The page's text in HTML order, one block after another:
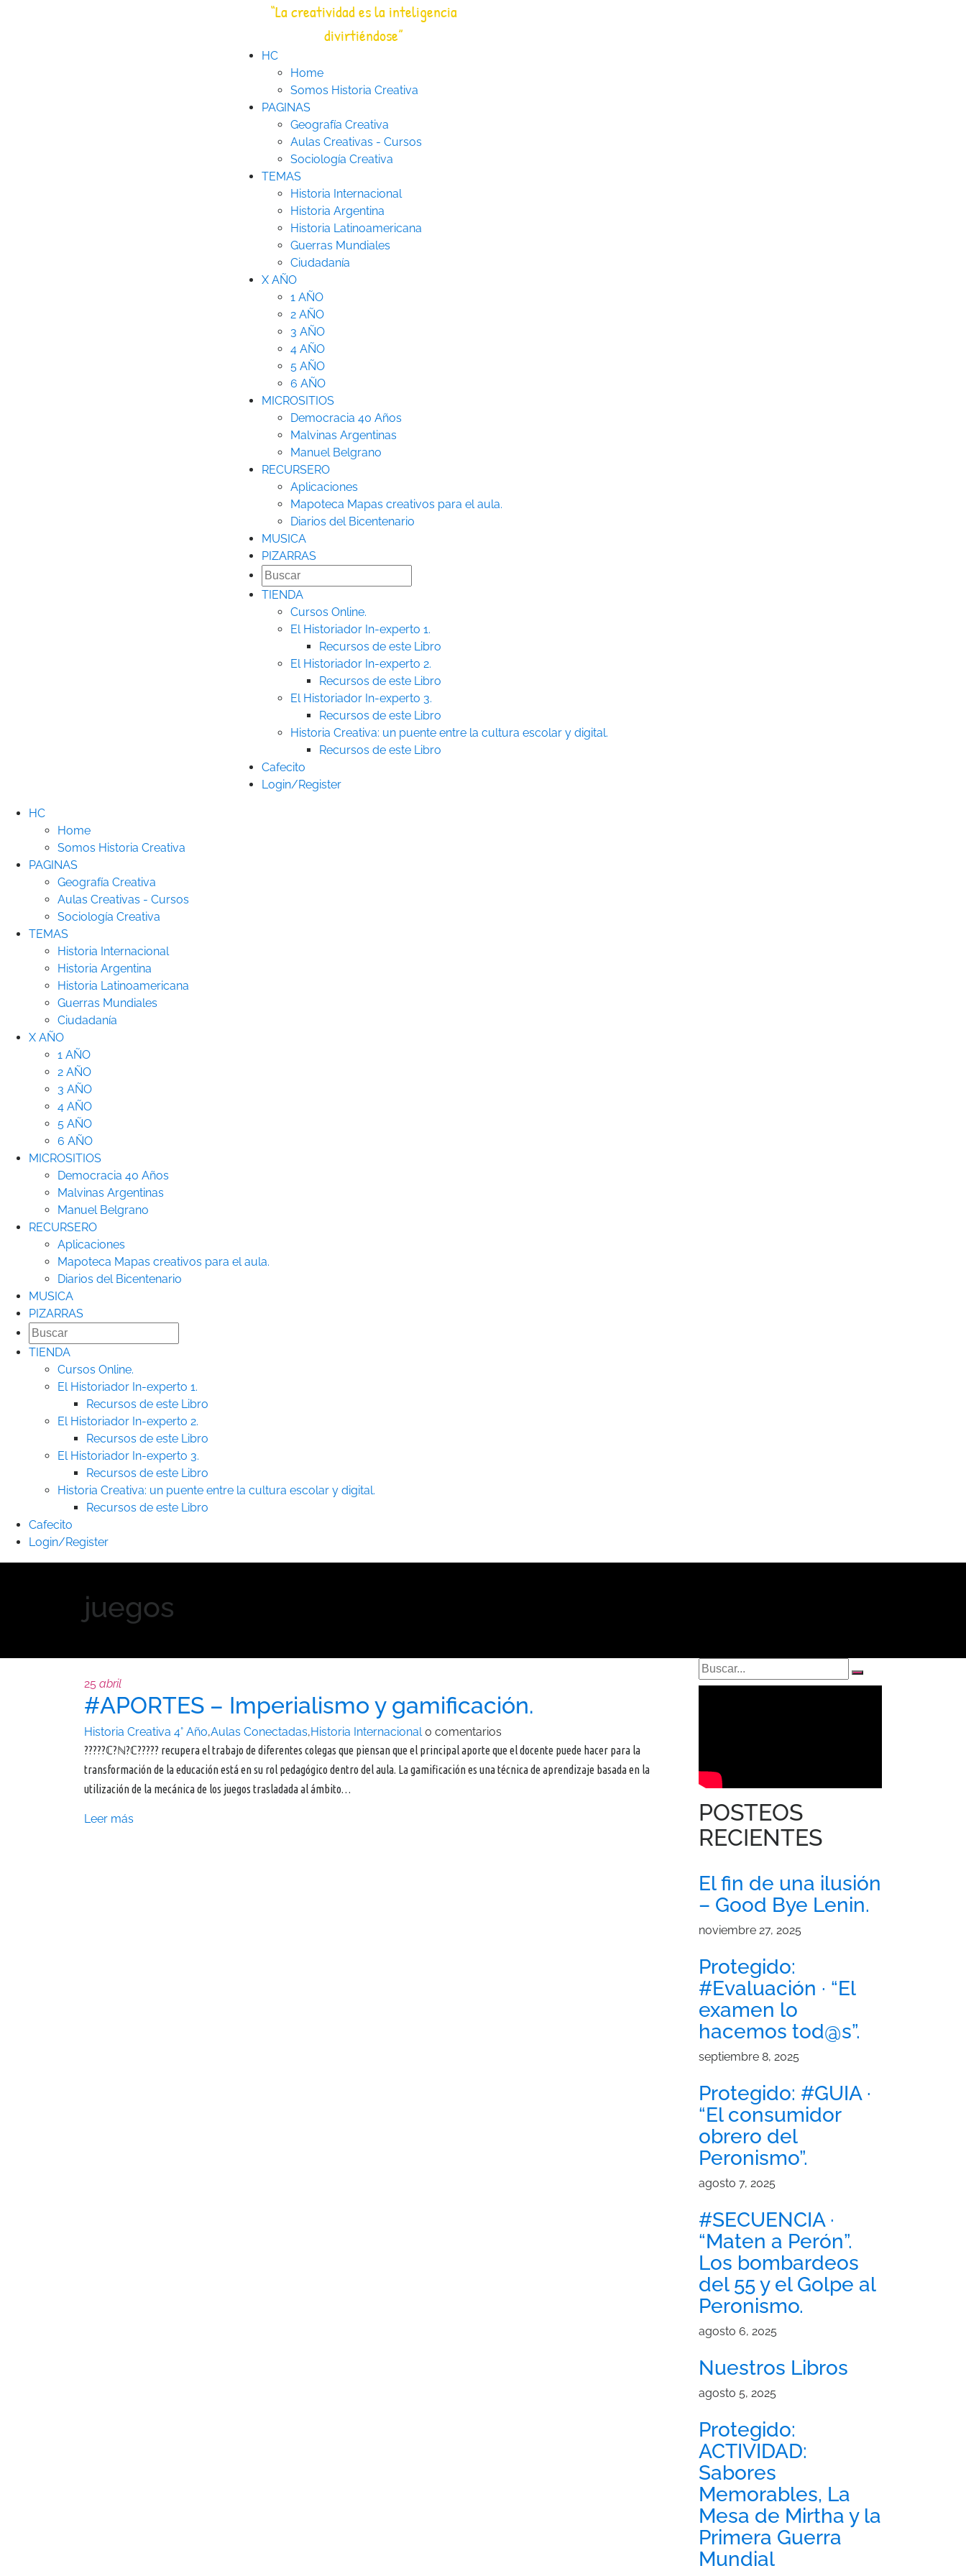
“La creatividad es la inteligencia
divirtiéndose”
HC
Home
Somos Historia Creativa
PAGINAS
Geografía Creativa
Aulas Creativas - Cursos
Sociología Creativa
TEMAS
Historia Internacional
Historia Argentina
Historia Latinoamericana
Guerras Mundiales
Ciudadanía
X AÑO
1 AÑO
2 AÑO
3 AÑO
4 AÑO
5 AÑO
6 AÑO
MICROSITIOS
Democracia 40 Años
Malvinas Argentinas
Manuel Belgrano
RECURSERO
Aplicaciones
Mapoteca Mapas creativos para el aula.
Diarios del Bicentenario
MUSICA
PIZARRAS
TIENDA
Cursos Online.
El Historiador In-experto 1.
Recursos de este Libro
El Historiador In-experto 2.
Recursos de este Libro
El Historiador In-experto 3.
Recursos de este Libro
Historia Creativa: un puente entre la cultura escolar y digital.
Recursos de este Libro
Cafecito
Login/Register
HC
Home
Somos Historia Creativa
PAGINAS
Geografía Creativa
Aulas Creativas - Cursos
Sociología Creativa
TEMAS
Historia Internacional
Historia Argentina
Historia Latinoamericana
Guerras Mundiales
Ciudadanía
X AÑO
1 AÑO
2 AÑO
3 AÑO
4 AÑO
5 AÑO
6 AÑO
MICROSITIOS
Democracia 40 Años
Malvinas Argentinas
Manuel Belgrano
RECURSERO
Aplicaciones
Mapoteca Mapas creativos para el aula.
Diarios del Bicentenario
MUSICA
PIZARRAS
TIENDA
Cursos Online.
El Historiador In-experto 1.
Recursos de este Libro
El Historiador In-experto 2.
Recursos de este Libro
El Historiador In-experto 3.
Recursos de este Libro
Historia Creativa: un puente entre la cultura escolar y digital.
Recursos de este Libro
Cafecito
Login/Register
juegos
25 abril
#APORTES – Imperialismo y gamificación.
Historia Creativa 4° Año,Aulas Conectadas,Historia Internacional 0 comentarios
?????ℂ?ℕ?ℂ????? recupera el trabajo de diferentes colegas que piensan que el principal aporte que el docente puede hacer para la
transformación de la educación está en su rol pedagógico dentro del aula. La gamificación es una técnica de aprendizaje basada en la
utilización de la mecánica de los juegos trasladada al ámbito…
Leer más
POSTEOS
RECIENTES
El fin de una ilusión
– Good Bye Lenin.
noviembre 27, 2025
Protegido:
#Evaluación · “El
examen lo
hacemos tod@s”.
septiembre 8, 2025
Protegido: #GUIA ·
“El consumidor
obrero del
Peronismo”.
agosto 7, 2025
#SECUENCIA ·
“Maten a Perón”.
Los bombardeos
del 55 y el Golpe al
Peronismo.
agosto 6, 2025
Nuestros Libros
agosto 5, 2025
Protegido:
ACTIVIDAD:
Sabores
Memorables, La
Mesa de Mirtha y la
Primera Guerra
Mundial